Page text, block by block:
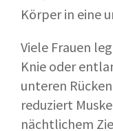
Körper in eine
Viele Frauen
Knie oder
unteren
reduziert
nächtlichem